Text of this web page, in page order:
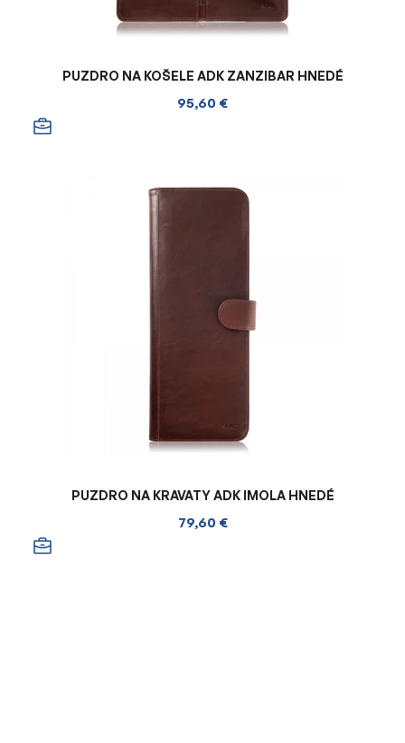
PUZDRO NA KOŠELE ADK ZANZIBAR HNEDÉ
95,60 €
PUZDRO NA KRAVATY ADK IMOLA HNEDÉ
79,60 €